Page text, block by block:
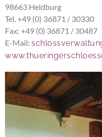
98663 Heldburg
Tel. +49 (0) 36871 / 30330
Fax: +49 (0) 36871 / 30487
E-Mail: